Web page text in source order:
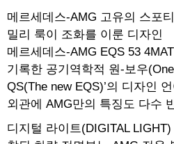
메르세데스-AMG 고유의 스포
밀리 룩이 조화를 이룬 디자인
메르세데스-AMG EQS 53
기록한 공기역학적 원-보우
QS(The new EQS)’의 디자인
외관에 AMG만의 특징도 다수
디지털 라이트(DIGITAL